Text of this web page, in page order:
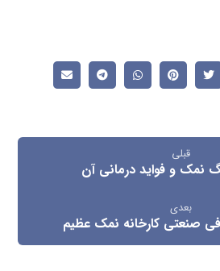
قبلی
نمک و فواید درمانی آن
بعدی
صنعتی کارخانه نمک عظیم